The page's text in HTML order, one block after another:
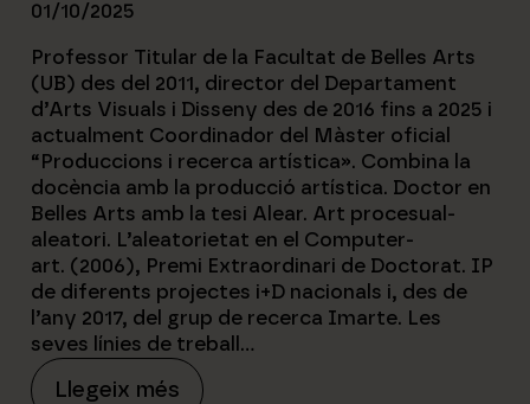
01/10/2025
Professor Titular de la Facultat de Belles Arts
(UB) des del 2011, director del Departament
d’Arts Visuals i Disseny des de 2016 fins a 2025 i
actualment Coordinador del Màster oficial
“Produccions i recerca artística». Combina la
docència amb la producció artística. Doctor en
Belles Arts amb la tesi Alear. Art procesual-
aleatori. L’aleatorietat en el Computer-
art. (2006), Premi Extraordinari de Doctorat. IP
de diferents projectes i+D nacionals i, des de
l’any 2017, del grup de recerca Imarte. Les
seves línies de treball…
Llegeix més: